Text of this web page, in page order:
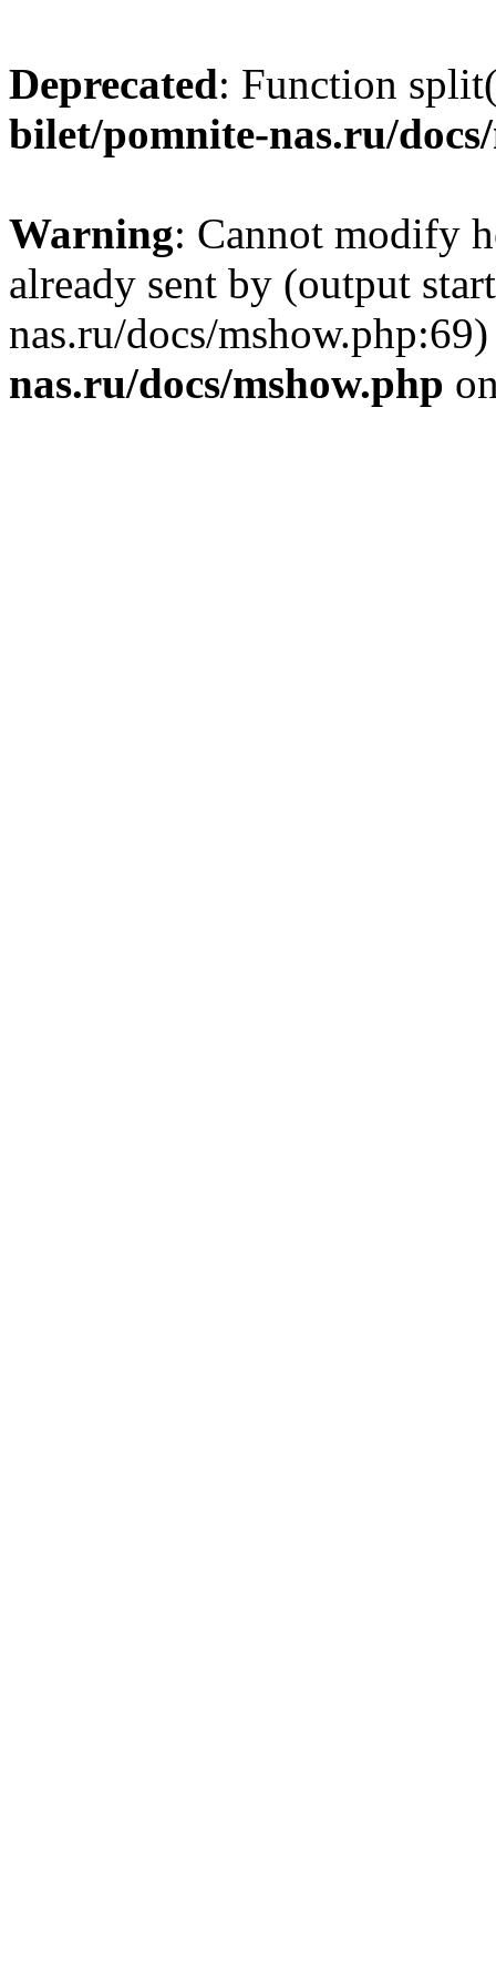
Deprecated: Function
bilet/pomnite-nas.ru/
Warning: Cannot modify
already sent by (output
nas.ru/docs/
nas.ru/docs/mshow.php